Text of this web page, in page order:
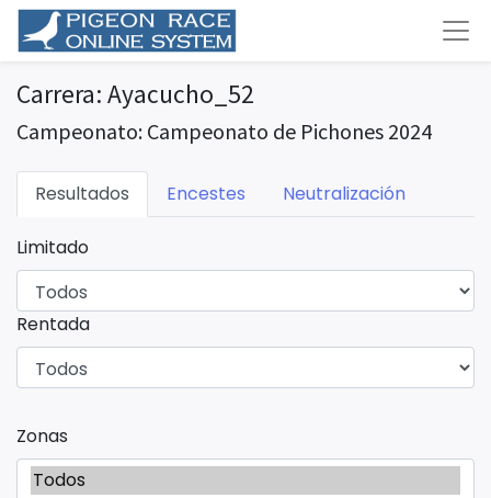
Carrera: Ayacucho_52
Campeonato: Campeonato de Pichones 2024
Resultados Encestes Neutralización
Limitado
Rentada
Zonas